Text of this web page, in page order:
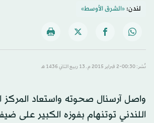
لندن:«الشرق الأوسط»
نُشر: 00:30-2 فبراير 2015 م ـ 13 ربيع الثاني 1436 هـ
واصل آرسنال صحوته واستعاد